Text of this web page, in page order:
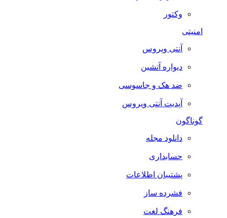
وکتور
آنتی ویروس
دیواره آتشین
ضد هک و جاسوسی
آپدیت آنتی ویروس
گوناگون
دانلود مجله
حسابداری
پشتیبان اطلاعات
فشرده ساز
فرهنگ لغت